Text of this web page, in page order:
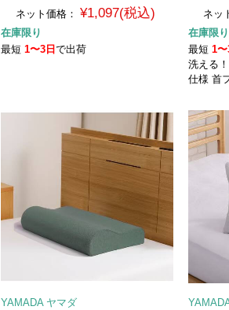
ネット価格： ¥1,097(税込)
在庫限り
最短 1〜3日 で出荷
ネッ
在庫限り
最短1
洗える
仕様 首
YAMADA ヤマダ